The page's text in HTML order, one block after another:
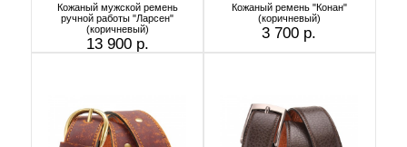
Кожаный мужской ремень
ручной работы "Ларсен"
(коричневый)
13 900 р.
Кожаный ремень "Конан"
(коричневый)
3 700 р.